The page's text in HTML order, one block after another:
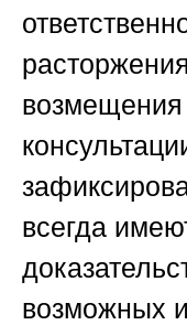
возмещения
всегда
возможных